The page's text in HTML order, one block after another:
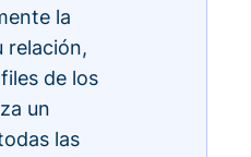
la
relación,
de los
un
las